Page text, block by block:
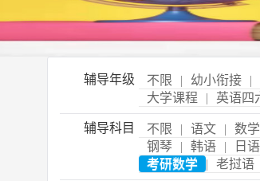
辅导年级 不限 | 幼小衔接 |
大学课程
| 英语四
辅导科目 不限 | 语文 | 数学
钢琴
| 韩语 | 日语
考研数学
| 老挝语